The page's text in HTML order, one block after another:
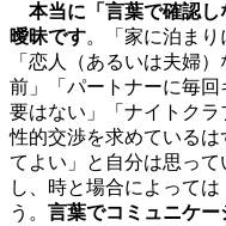
本当に「言葉で確認
曖昧です。「家に泊まり
「恋人（あるいは夫婦
前」「パートナーに毎
要はない」「ナイトク
性的交渉を求めているは
てよい」と自分は思っ
し、時と場合によって
う。 言葉でコミュニケ